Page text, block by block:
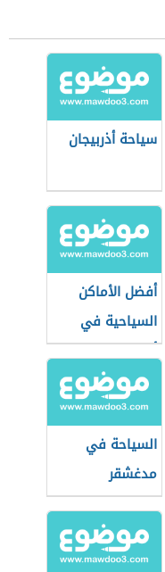
سياحة أذربيجان
أفضل الأماكن
السياحية في
أذربيجان
السياحة في
مدغشقر